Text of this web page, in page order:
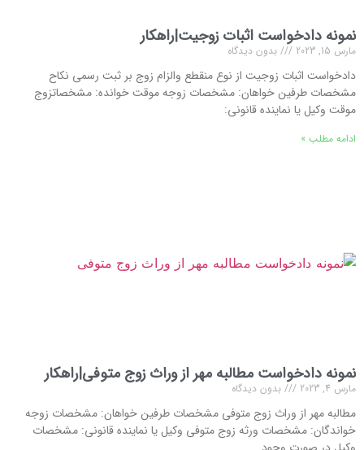
نمونه دادخواست اثبات زوجیت|راهکار
مارس 15, 2023 بدون دیدگاه
دادخواست اثبات زوجیت از نوع منقطع والزام زوج بر ثبت رسمی نکاح
مشخصات طرفین خواهان: مشخصات زوجه موقت خوانده: مشخصاتزوج
موقت وکیل یا نماینده قانونی:
ادامه مطلب »
نمونه دادخواست مطالبه مهر از وراث زوج متوفی|راهکار
مارس 4, 2023 بدون دیدگاه
مطالبه مهر از وراث زوج متوفی مشخصات طرفین خواهان: مشخصات زوجه
خواندگان: مشخصات ورثه زوج متوفی وکیل یا نماینده قانونی: مشخصات